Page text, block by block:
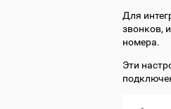
Для
звонков,
номера.
Эти